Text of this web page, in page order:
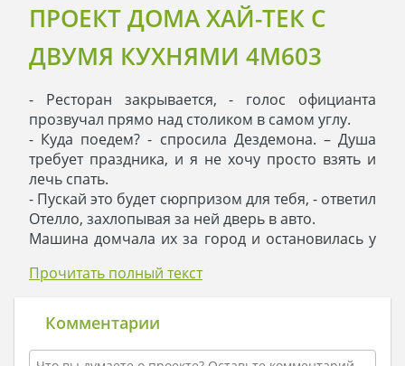
ПРОЕКТ ДОМА ХАЙ-ТЕК С
ДВУМЯ КУХНЯМИ 4M603
- Ресторан закрывается, - голос официанта
прозвучал прямо над столиком в самом углу.
- Куда поедем? - спросила Дездемона. – Душа
требует праздника, и я не хочу просто взять и
лечь спать.
- Пускай это будет сюрпризом для тебя, - ответил
Отелло, захлопывая за ней дверь в авто.
Машина домчала их за город и остановилась у
забором маячили огоньки.
спутницу Отелло.
- Дорогой, если верить Шекспиру, сейчас
случится драма, - рассмеялась она.
Прочитать полный текст
Комментарии